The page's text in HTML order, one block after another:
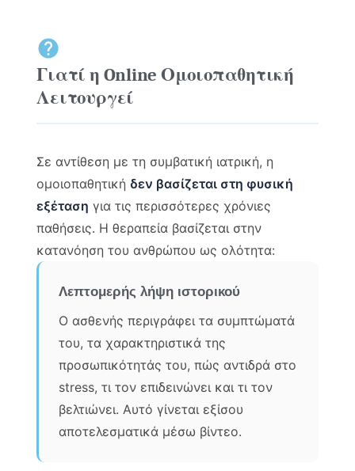
Γιατί η Online Ομοιοπαθητική
Λειτουργεί
Σε αντίθεση με τη συμβατική ιατρική, η
ομοιοπαθητική δεν βασίζεται στη φυσική
εξέταση για τις περισσότερες χρόνιες
παθήσεις. Η θεραπεία βασίζεται στην
κατανόηση του ανθρώπου ως ολότητα:
Λεπτομερής λήψη ιστορικού
Ο ασθενής περιγράφει τα συμπτώματά
του, τα χαρακτηριστικά της
προσωπικότητάς του, πώς αντιδρά στο
stress, τι τον επιδεινώνει και τι τον
βελτιώνει. Αυτό γίνεται εξίσου
αποτελεσματικά μέσω βίντεο.